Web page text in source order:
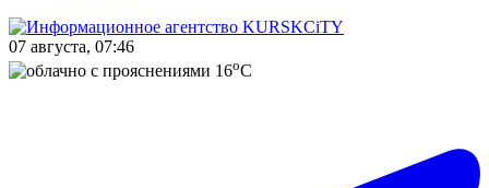
07 августа, 07:46
16oC